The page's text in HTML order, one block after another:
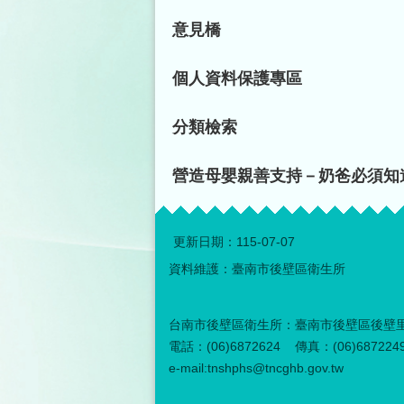
意見橋
個人資料保護專區
分類檢索
營造母嬰親善支持－奶爸必須
更新日期： 115-07-07
資料維護：臺南市後壁區衛生所
台南市後壁區衛生所：臺南市後壁區後壁
電話：(06)6872624 傳真：
e-mail:tnshphs@tncghb.gov.tw